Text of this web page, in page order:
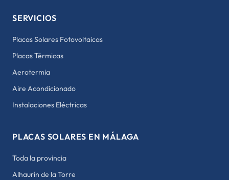
SERVICIOS
Placas Solares Fotovoltaicas
Placas Térmicas
Aerotermia
Aire Acondicionado
Instalaciones Eléctricas
PLACAS SOLARES EN MÁLAGA
Toda la provincia
Alhaurín de la Torre